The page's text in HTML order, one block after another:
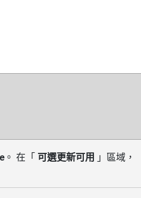
。 在「 可選更新可用 」區域，